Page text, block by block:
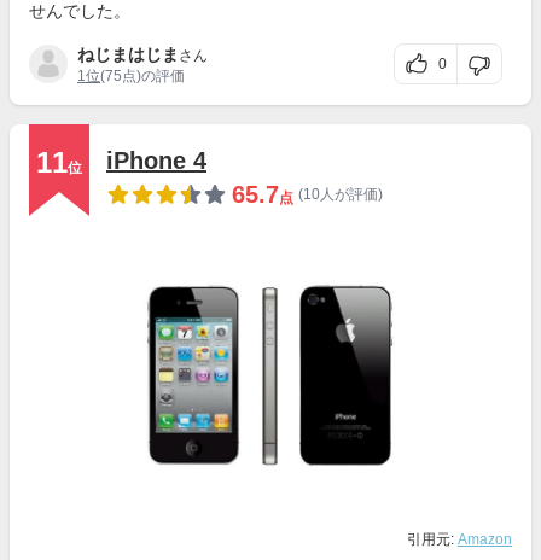
せんでした。
ねじまはじま さん
1位(75点)の評価
0
11位
iPhone 4
65.7点 (10人が評価)
引用元: Amazon